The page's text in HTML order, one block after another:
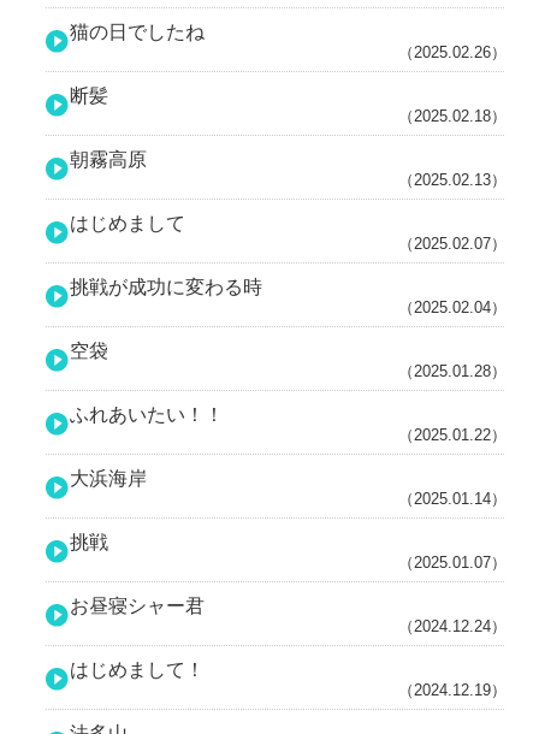
猫の日でしたね
（2025.02.26）
断髪
（2025.02.18）
朝霧高原
（2025.02.13）
はじめまして
（2025.02.07）
挑戦が成功に変わる時
（2025.02.04）
空袋
（2025.01.28）
ふれあいたい！！
（2025.01.22）
大浜海岸
（2025.01.14）
挑戦
（2025.01.07）
お昼寝シャー君
（2024.12.24）
はじめまして！
（2024.12.19）